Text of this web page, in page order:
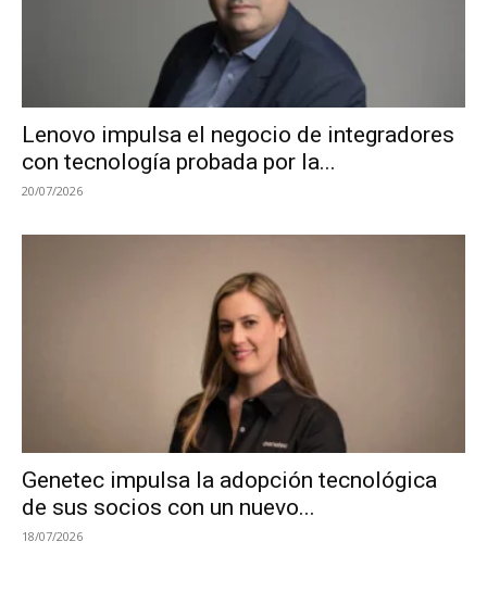
Lenovo impulsa el negocio de integradores
con tecnología probada por la...
20/07/2026
Genetec impulsa la adopción tecnológica
de sus socios con un nuevo...
18/07/2026